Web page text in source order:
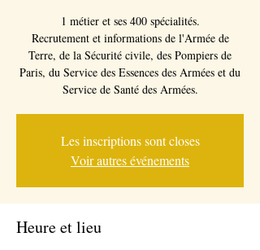
1 métier et ses 400 spécialités.
Recrutement et informations de l'Armée de
Terre, de la Sécurité civile, des Pompiers de
Paris, du Service des Essences des Armées et du
Les inscriptions sont closes
Voir autres événements
Heure et lieu